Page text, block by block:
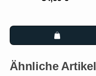
Ähnliche Artikel